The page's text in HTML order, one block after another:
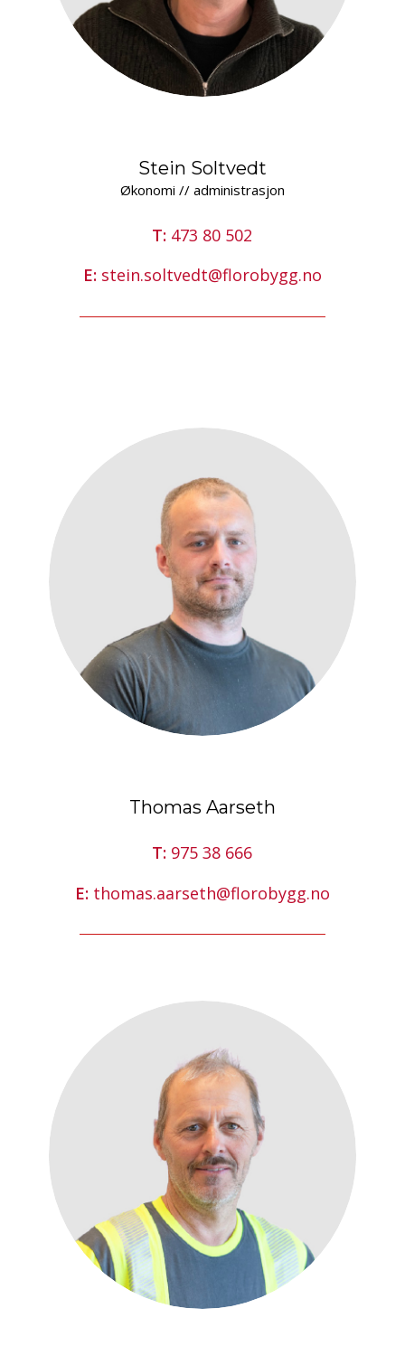
Stein Soltvedt
Økonomi // administrasjon
T: 473 80 502
E: stein.soltvedt@florobygg.no
Thomas Aarseth
T: 975 38 666
E: thomas.aarseth@florobygg.no